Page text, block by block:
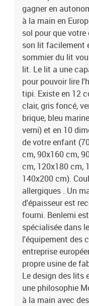
entreprise familiale
notamment
européenne dessine et
fabrication les produits
est pensé dans une
à la main avec des
Le bois utilisé est tracé
de fabrication est
manuel de montage est
supplémentaires FOOTS
Dimensions totales du lit
longueur). Des délais
intervenir. Couleur : rose
gagner en
à la main en
sol pour que
son lit facilement
sommier du lit
lit. Le lit a une
pour pouvoir lire
tipi. Existe en 12
clair, gris foncé,
brique, bleu
verni) et en 10
de votre enfant
cm, 90x160 cm,
cm, 120x180 cm,
140x200 cm).
allergiques . Un
d'épaisseur est
fourni. Benlemi
spécialisée dans
l'équipement des
entreprise
propre usine de
Le design des lits
une philosophie
à la main avec